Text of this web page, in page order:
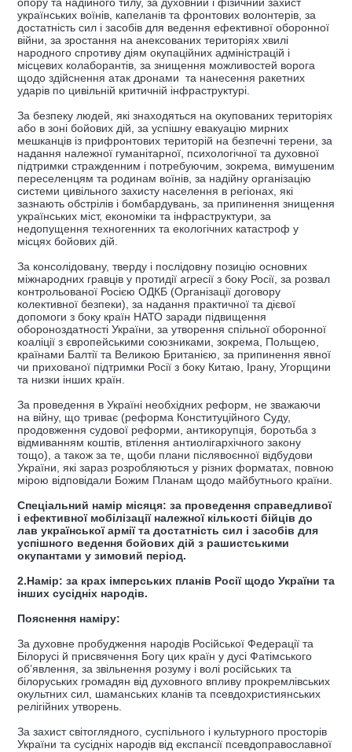
українських воїнів, капеланів та фронтових волонтерів, за
достатність сил і засобів для ведення ефективної оборонної
війни, за зростання на анексованих територіях хвилі
народного спротиву діям окупаційних адміністрацій і
місцевих колаборантів, за знищення можливостей ворога
щодо здійснення атак дронами та нанесення ракетних
ударів по цивільній критичній інфраструктурі.
За безпеку людей, які знаходяться на окупованих територіях
або в зоні бойових дій, за успішну евакуацію мирних
мешканців із прифронтових територій на безпечні терени, за
надання належної гуманітарної, психологічної та духовної
підтримки стражденним і потребуючим, зокрема, вимушеним
переселенцям та родинам воїнів, за надійну організацію
системи цивільного захисту населення в регіонах, які
зазнають обстрілів і бомбардувань, за припинення знищення
українських міст, економіки та інфраструктури, за
недопущення техногенних та екологічних катастроф у
місцях бойових дій.
За консолідовану, тверду і послідовну позицію основних
міжнародних гравців у протидії агресії з боку Росії, за розвал
контрольованої Росією ОДКБ (Організації договору
колективної безпеки), за надання практичної та дієвої
допомоги з боку країн НАТО заради підвищення
обороноздатності України, за утворення спільної оборонної
коаліції з європейськими союзниками, зокрема, Польщею,
країнами Балтії та Великою Британією, за припинення явної
чи прихованої підтримки Росії з боку Китаю, Ірану, Угорщини
та низки інших країн.
За проведення в Україні необхідних реформ, не зважаючи
на війну, що триває (реформа Конституційного Суду,
продовження судової реформи, антикорупція, боротьба з
відмиванням коштів, втілення антиолігархічного закону
тощо), а також за те, щоби плани післявоєнної відбудови
України, які зараз розробляються у різних форматах, повною
мірою відповідали Божим Планам щодо майбутнього країни.
Спеціальний намір місяця: за проведення справедливої
і ефективної мобілізації належної кількості бійців до
лав української армії та достатність сил і засобів для
успішного ведення бойових дій з рашистськими
окупантами у зимовий період.
2.Намір: за крах імперських планів Росії щодо України та
інших сусідніх народів.
Пояснення наміру:
За духовне пробудження народів Російської Федерації та
Білорусі й присвячення Богу цих країн у дусі Фатімського
об’явлення, за звільнення розуму і волі російських та
білоруських громадян від духовного впливу прокремлівських
окультних сил, шаманських кланів та псевдохристиянських
релігійних утворень.
За захист світоглядного, суспільного і культурного просторів
України та сусідніх народів від експансії псевдоправославної